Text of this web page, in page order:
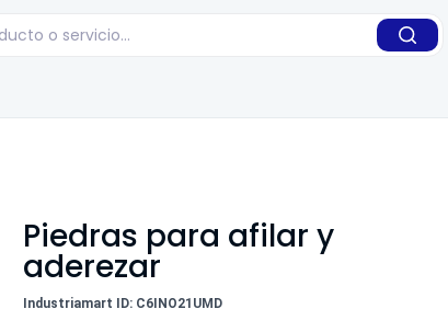
Piedras para afilar y
aderezar
Industriamart ID: C6INO21UMD